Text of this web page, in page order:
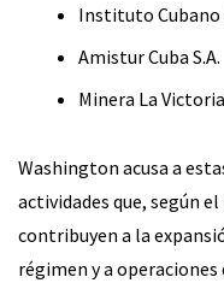
Instituto Cubano
Amistur Cuba S.A.
Minera La Victoria
Washington acusa a
actividades que, según
contribuyen a la
régimen y a